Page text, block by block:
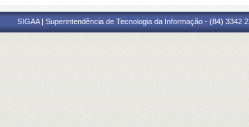
SIGAA | Superintendência de Tecnologia da Informação - (84)